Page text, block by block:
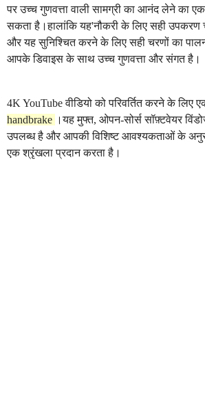
पर उच्च गुणवत्ता वाली सामग्री का आनंद लेने का एक
सकता है।हालांकि यह'नौकरी के लिए सही
और यह सुनिश्चित करने के लिए सही चरणों का
आपके डिवाइस के साथ उच्च गुणवत्ता और संगत है।
4K YouTube वीडियो को परिवर्तित करने के लिए
handbrake ।यह मुफ्त, ओपन-सोर्स सॉफ़्टवेयर
उपलब्ध है और आपकी विशिष्ट आवश्यकताओं के
एक श्रृंखला प्रदान करता है।